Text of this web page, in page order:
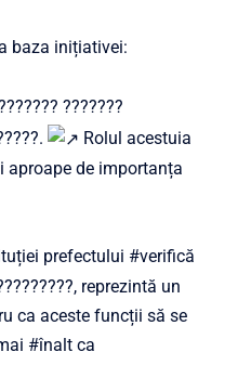
baza inițiativei:
???????
Rolul acestuia
aproape de importanța
prefectului #verifică
reprezintă un
ca aceste funcții să se
#înalt ca